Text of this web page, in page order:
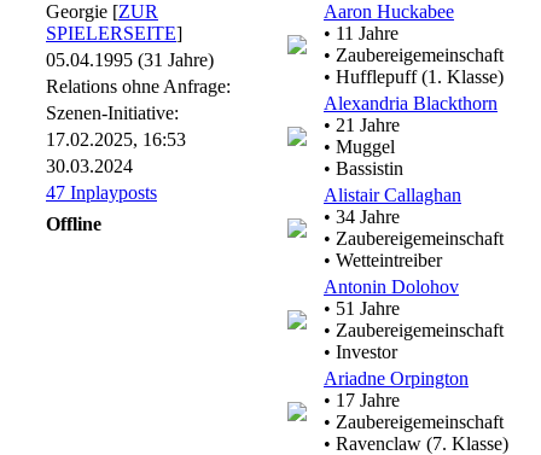
Georgie [ZUR
SPIELERSEITE]
05.04.1995 (31 Jahre)
Relations ohne Anfrage:
Szenen-Initiative:
17.02.2025, 16:53
30.03.2024
47 Inplayposts
Offline
Aaron Huckabee
• 11 Jahre
• Zaubereigemeinschaft
• Hufflepuff (1. Klasse)
Alexandria Blackthorn
• 21 Jahre
• Muggel
• Bassistin
Alistair Callaghan
• 34 Jahre
• Zaubereigemeinschaft
• Wetteintreiber
Antonin Dolohov
• 51 Jahre
• Zaubereigemeinschaft
• Investor
Ariadne Orpington
• 17 Jahre
• Zaubereigemeinschaft
• Ravenclaw (7. Klasse)